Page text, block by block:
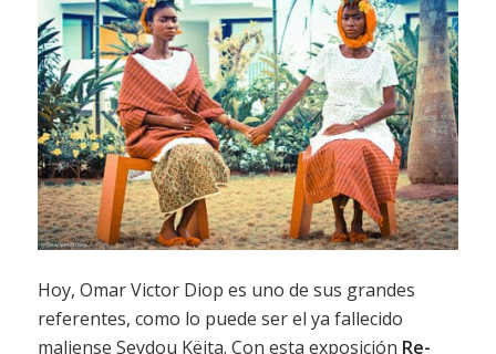
Hoy, Omar Victor Diop es uno de sus grandes
referentes, como lo puede ser el ya fallecido
maliense Seydou Këita. Con esta exposición Re-